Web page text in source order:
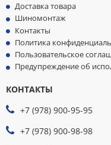
Доставка товара
Шиномонтаж
Контакты
Политика
Пользовательское
Предупреждение об
КОНТАКТЫ
+7 (978) 900-95-95
+7 (978) 900-98-98